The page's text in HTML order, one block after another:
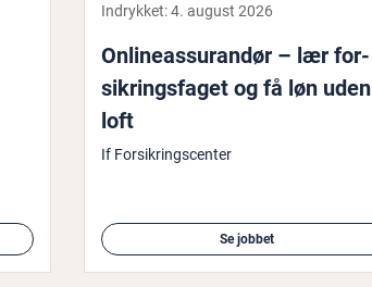
Indrykket:4. august 2026
On­li­ne­as­su­ran­dør – lær for­
sik­rings­fa­get og få løn uden
loft
If Forsikringscenter
Se jobbet